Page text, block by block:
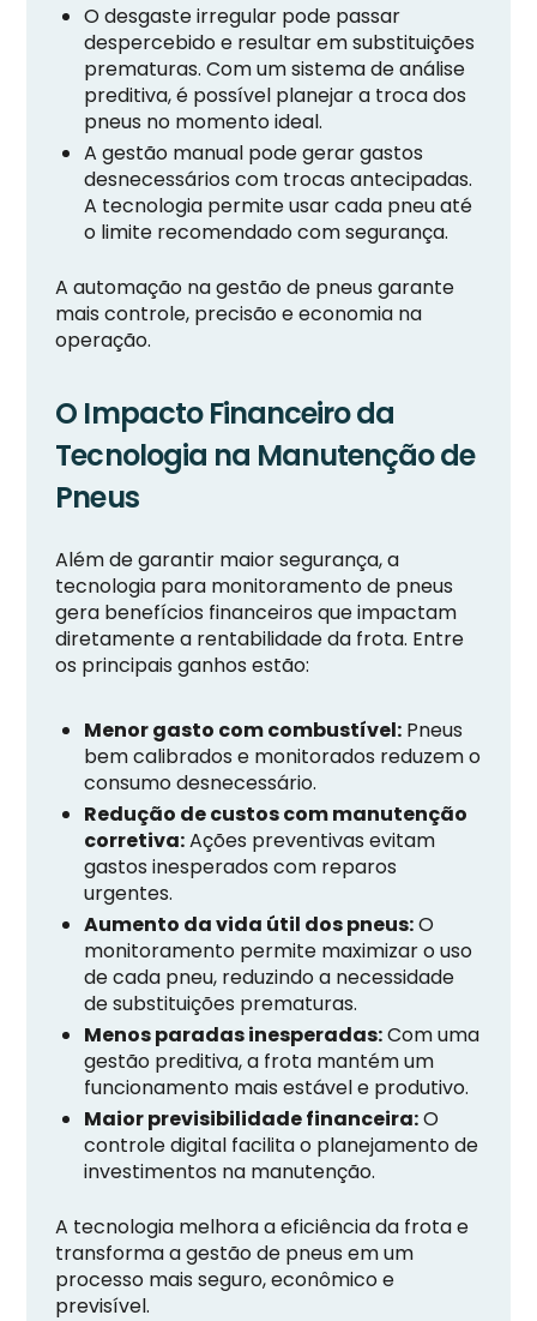
O desgaste irregular pode passar
despercebido e resultar em substituições
prematuras. Com um sistema de análise
preditiva, é possível planejar a troca dos
pneus no momento ideal.
A gestão manual pode gerar gastos
desnecessários com trocas antecipadas.
A tecnologia permite usar cada pneu até
o limite recomendado com segurança.
A automação na gestão de pneus garante
mais controle, precisão e economia na
operação.
O Impacto Financeiro da
Tecnologia na Manutenção de
Pneus
Além de garantir maior segurança, a
tecnologia para monitoramento de pneus
gera benefícios financeiros que impactam
diretamente a rentabilidade da frota. Entre
os principais ganhos estão:
Menor gasto com combustível: Pneus
bem calibrados e monitorados reduzem o
consumo desnecessário.
Redução de custos com manutenção
corretiva:Ações preventivas evitam
gastos inesperados com reparos
urgentes.
Aumento da vida útil dos pneus:O
monitoramento permite maximizar o uso
de cada pneu, reduzindo a necessidade
de substituições prematuras.
Menos paradas inesperadas:Com uma
gestão preditiva, a frota mantém um
funcionamento mais estável e produtivo.
Maior previsibilidade financeira:O
controle digital facilita o planejamento de
investimentos na manutenção.
A tecnologia melhora a eficiência da frota e
transforma a gestão de pneus em um
processo mais seguro, econômico e
previsível.